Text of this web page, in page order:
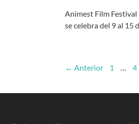
Animest Film Festival
se celebra del 9 al 15
← Anterior 1 … 4